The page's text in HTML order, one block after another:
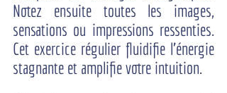
Notez ensuite toutes les images,
sensations ou impressions ressenties.
Cet exercice régulier fluidifie l’énergie
stagnante et amplifie votre intuition.